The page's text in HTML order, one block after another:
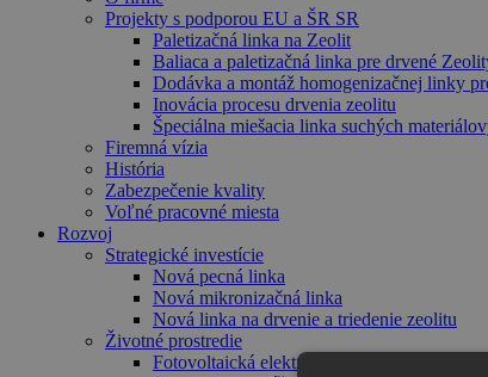
Projekty s podporou EU a ŠR SR
Paletizačná linka na Zeolit
Baliaca a paletizačná linka pre drvené
Dodávka a montáž homogenizačnej linky
Inovácia procesu drvenia zeolitu
Špeciálna miešacia linka suchých
Firemná vízia
História
Zabezpečenie kvality
Voľné pracovné miesta
Rozvoj
Strategické investície
Nová pecná linka
Nová mikronizačná linka
Nová linka na drvenie a triedenie zeolitu
Životné prostredie
Fotovoltaická elektráreň